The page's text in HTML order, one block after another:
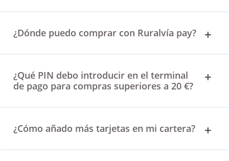
¿Dónde puedo comprar con Ruralvía pay?
¿Qué PIN debo introducir en el terminal
de pago para compras superiores a 20 €?
¿Cómo añado más tarjetas en mi cartera?